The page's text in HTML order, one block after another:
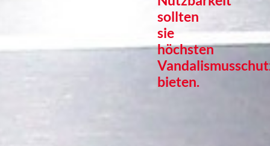
sollten
sie
höchsten
bieten.